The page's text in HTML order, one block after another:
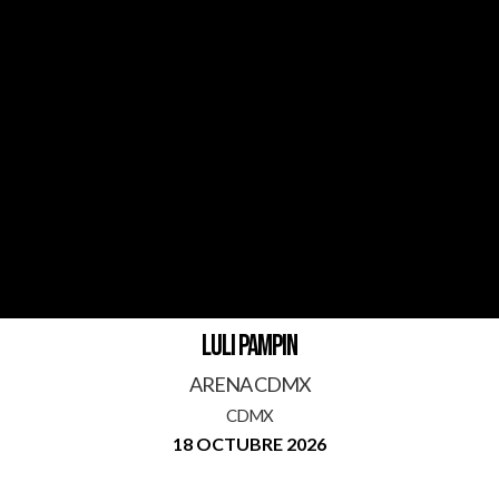
LULI PAMPIN
ARENA CDMX
CDMX
18 OCTUBRE 2026